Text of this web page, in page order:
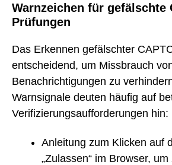
Warnzeichen für gefälschte
Prüfungen
Das Erkennen gefälschter
entscheidend, um Missbrauch
Benachrichtigungen zu
Warnsignale deuten häufig auf
Verifizierungsaufforderungen hin:
Anleitung zum Klicken auf
„Zulassen“ im Browser,